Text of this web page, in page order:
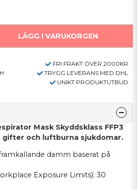
LÄGG I VARUKORGEN
FRI FRAKT ÖVER 2000KR
TRYGG LEVERANS MED DHL
UNIKT PRODUKTUTBUD
Mask Skyddsklass FFP3
gifter och luftburna sjukdomar.
damm baserat på
Exposure Limits): 30